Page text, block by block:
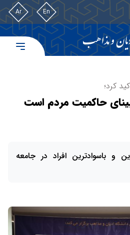
En
Ar
کرد؛
حاکمیت مردم است
و باسوادترین افراد در جامعه